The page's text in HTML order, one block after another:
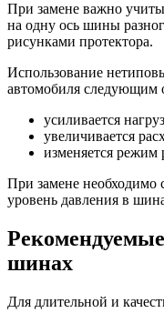
При замене важно
на одну ось шины
рисунками протектора.
Использование
автомобиля следующим
усиливается
увеличивается
изменяется режим
При замене необходимо
уровень давления в
шинах
Для длительной и